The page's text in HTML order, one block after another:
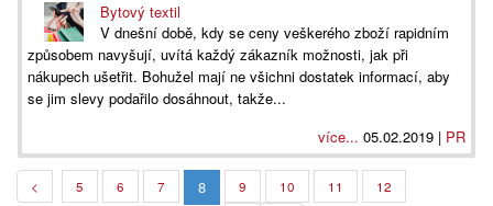
Bytový textil
V dnešní době, kdy se ceny veškerého zboží rapidním
způsobem navyšují, uvítá každý zákazník možnosti, jak při
nákupech ušetřit. Bohužel mají ne všichni dostatek informací, aby
se jim slevy podařilo dosáhnout, takže...
více... 05.02.2019 | PR
< 5 6 7 8 9 10 11
12